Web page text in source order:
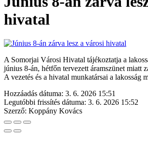
hivatal
A Somorjai Városi Hivatal tájékoztatja a
június 8-án, hétfőn tervezett áramszünet miatt
A vezetés és a hivatal munkatársai a lakosság
Hozzáadás dátuma: 3. 6. 2026 15:51
Legutóbbi frissítés dátuma: 3. 6. 2026 15:52
Szerző: Koppány Kovács